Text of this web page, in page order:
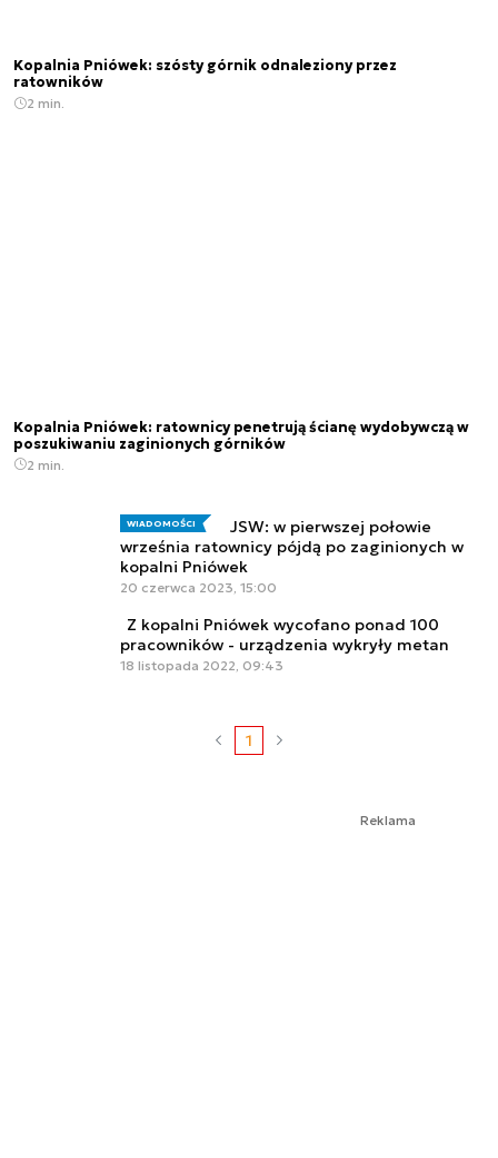
Kopalnia Pniówek: szósty górnik odnaleziony przez
ratowników
2 min.
Kopalnia Pniówek: ratownicy penetrują ścianę wydobywczą w
poszukiwaniu zaginionych górników
2 min.
WIADOMOŚCI
JSW: w pierwszej połowie
września ratownicy pójdą po zaginionych w
kopalni Pniówek
20 czerwca 2023, 15:00
Z kopalni Pniówek wycofano ponad 100
pracowników - urządzenia wykryły metan
18 listopada 2022, 09:43
1
Reklama